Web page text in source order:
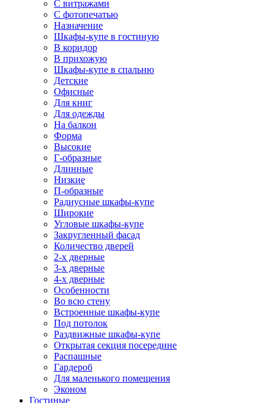
С витражами
С фотопечатью
Назначение
Шкафы-купе в гостиную
В коридор
В прихожую
Шкафы-купе в спальню
Детские
Офисные
Для книг
Для одежды
На балкон
Форма
Высокие
Г-образные
Длинные
Низкие
П-образные
Радиусные шкафы-купе
Широкие
Угловые шкафы-купе
Закругленный фасад
Количество дверей
2-х дверные
3-х дверные
4-х дверные
Особенности
Во всю стену
Встроенные шкафы-купе
Под потолок
Раздвижные шкафы-купе
Открытая секция посередине
Распашные
Гардероб
Для маленького помещения
Эконом
Гостиные